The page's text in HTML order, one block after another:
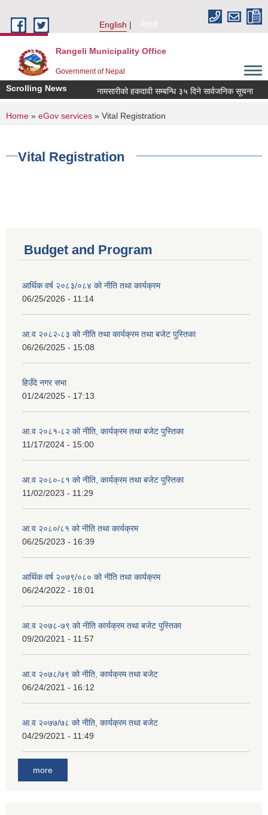
English
नेपाली
Rangeli Municipality Office
Government of Nepal
Scrolling News नामसारीको हकदावी सम्बन्धि ३५ दिने सार्वजनिक सूचना
You are here
Home » eGov services » Vital Registration
Vital Registration
Budget and Program
आर्थिक वर्ष २०८३/०८४ को नीति तथा कार्यक्रम
06/25/2026 - 11:14
आ.व २०८२-८३ को नीति तथा कार्यक्रम तथा बजेट पुस्तिका
06/26/2025 - 15:08
हिउँदे नगर सभा
01/24/2025 - 17:13
आ.व २०८१-८२ को नीति, कार्यक्रम तथा बजेट पुस्तिका
11/17/2024 - 15:00
आ.व २०८०-८१ को नीति, कार्यक्रम तथा बजेट पुस्तिका
11/02/2023 - 11:29
आ.व २०८०/८१ को नीति तथा कार्यक्रम
06/25/2023 - 16:39
आर्थिक वर्ष २०७९/०८० को नीति तथा कार्यक्रम
06/24/2022 - 18:01
आ.व २०७८-७९ को नीति कार्यक्रम तथा बजेट पुस्तिका
09/20/2021 - 11:57
आ.व २०७८/७९ को नीति, कार्यक्रम तथा बजेट
06/24/2021 - 16:12
आ.व २०७७/७८ को नीति, कार्यक्रम तथा बजेट
04/29/2021 - 11:49
more